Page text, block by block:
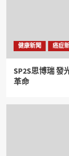
健康新聞 癌症
SP2S思博瑞 發
革命